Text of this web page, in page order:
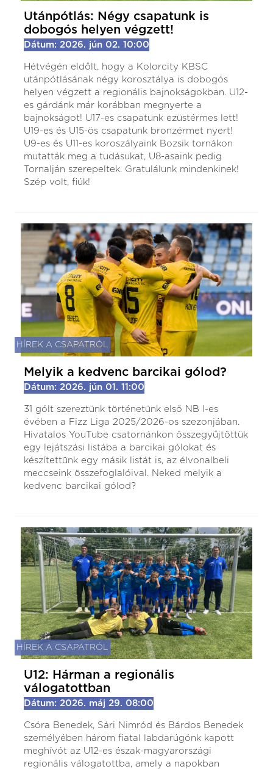
Utánpótlás: Négy csapatunk is
dobogós helyen végzett!
Dátum: 2026. jún 02. 10:00
Hétvégén eldőlt, hogy a Kolorcity KBSC
utánpótlásának négy korosztálya is dobogós
helyen végzett a regionális bajnokságokban. U12-
es gárdánk már korábban megnyerte a
bajnokságot! U17-es csapatunk ezüstérmes lett!
U19-es és U15-ös csapatunk bronzérmet nyert!
U9-es és U11-es koroszályaink Bozsik tornákon
mutatták meg a tudásukat, U8-asaink pedig
Tornalján szerepeltek. Gratulálunk mindenkinek!
Szép volt, fiúk!
HÍREK A CSAPATRÓL
Melyik a kedvenc barcikai gólod?
Dátum: 2026. jún 01. 11:00
31 gólt szereztünk történetünk első NB I-es
évében a Fizz Liga 2025/2026-os szezonjában.
Hivatalos YouTube csatornánkon összegyűjtöttük
egy lejátszási listába a barcikai gólokat és
készítettünk egy másik listát is, az élvonalbeli
meccseink összefoglalóival. Neked melyik a
kedvenc barcikai gólod?
HÍREK A CSAPATRÓL
U12: Hárman a regionális
válogatottban
Dátum: 2026. máj 29. 08:00
Csóra Benedek, Sári Nimród és Bárdos Benedek
személyében három fiatal labdarúgónk kapott
meghívót az U12-es észak-magyarországi
regionális válogatottba, amely a napokban